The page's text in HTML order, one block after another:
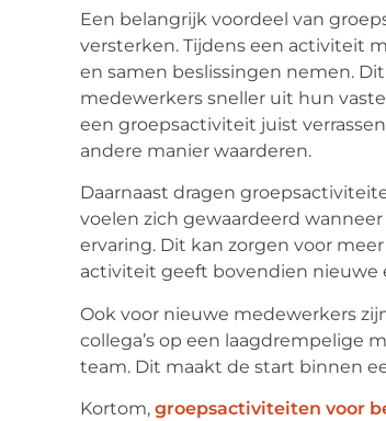
Een belangrijk voordeel van
versterken. Tijdens een activiteit
en samen beslissingen nemen.
medewerkers sneller uit hun
een groepsactiviteit juist
andere manier waarderen.
Daarnaast dragen
voelen zich gewaardeerd
ervaring. Dit kan zorgen voor
activiteit geeft bovendien nieuwe
Ook voor nieuwe medewerkers
collega’s op een laagdrempelige
team. Dit maakt de start binnen
Kortom, groepsactiviteiten voor